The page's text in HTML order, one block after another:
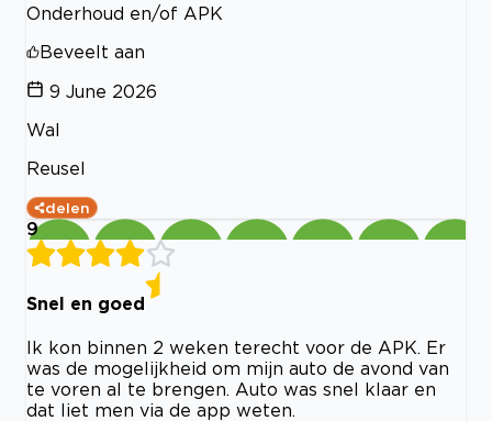
Onderhoud en/of APK
Beveelt aan
9 June 2026
Wal
Reusel
delen
9
Snel en goed
Ik kon binnen 2 weken terecht voor de APK. Er
was de mogelijkheid om mijn auto de avond van
te voren al te brengen. Auto was snel klaar en
dat liet men via de app weten.